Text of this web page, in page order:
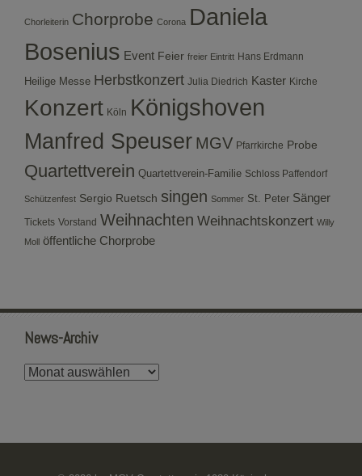
Chorleiterin Chorprobe Corona Daniela
Bosenius Event Feier freier Eintritt Hans Erdmann
Heilige Messe Herbstkonzert Julia Diedrich Kaster Kirche
Konzert Köln Königshoven
Manfred Speuser MGV Pfarrkirche Probe
Quartettverein Quartettverein-Familie Schloss Paffendorf
Schützenfest Sergio Ruetsch singen Sommer St. Peter Sänger
Tickets Vorstand Weihnachten Weihnachtskonzert Willy
Moll öffentliche Chorprobe
News-Archiv
News-